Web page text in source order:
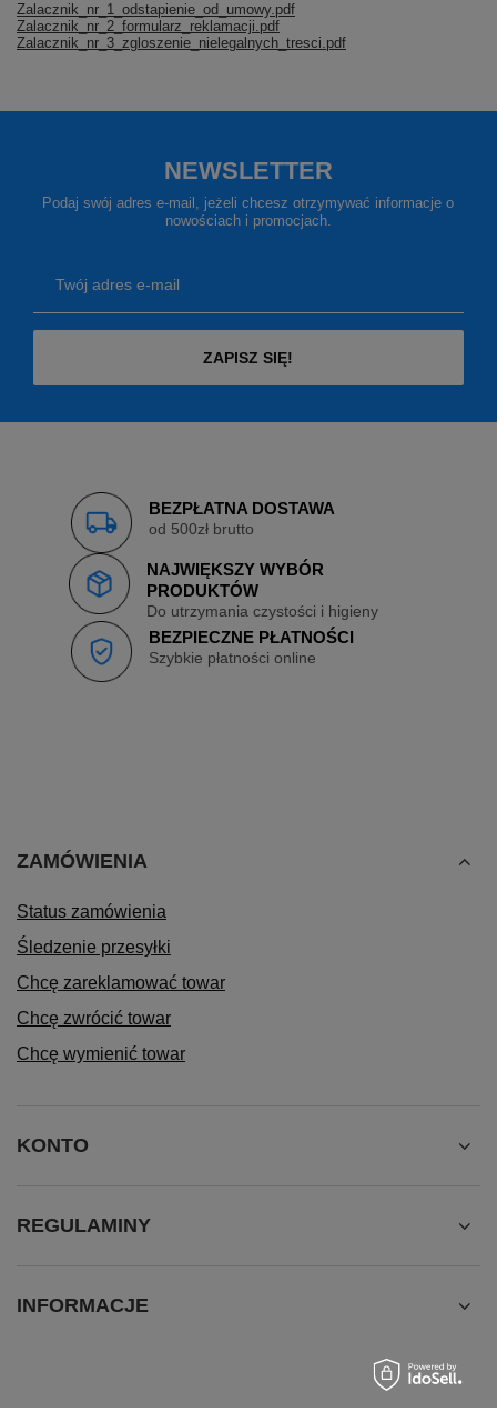
Zalacznik_nr_1_odstapienie_od_umowy.pdf
Zalacznik_nr_2_formularz_reklamacji.pdf
Zalacznik_nr_3_zgloszenie_nielegalnych_tresci.pdf
NEWSLETTER
Podaj swój adres e-mail, jeżeli chcesz otrzymywać informacje o
nowościach i promocjach.
Twój adres e-mail
ZAPISZ SIĘ!
BEZPŁATNA DOSTAWA
od 500zł brutto
NAJWIĘKSZY WYBÓR
PRODUKTÓW
Do utrzymania czystości i higieny
BEZPIECZNE PŁATNOŚCI
Szybkie płatności online
ZAMÓWIENIA
Status zamówienia
Śledzenie przesyłki
Chcę zareklamować towar
Chcę zwrócić towar
Chcę wymienić towar
KONTO
REGULAMINY
INFORMACJE